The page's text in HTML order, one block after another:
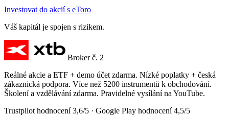
Investovat do akcií s eToro
Váš kapitál je spojen s rizikem.
Broker č. 2
Reálné akcie a ETF + demo účet zdarma. Nízké poplatky + česká
zákaznická podpora. Více než 5200 instrumentů k obchodování.
Školení a vzdělávání zdarma. Pravidelné vysílání na YouTube.
Trustpilot hodnocení 3,6/5 · Google Play hodnocení 4,5/5